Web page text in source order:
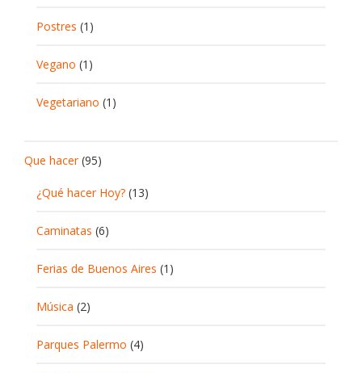
Postres (1)
Vegano (1)
Vegetariano (1)
Que hacer(95)
¿Qué hacer Hoy? (13)
Caminatas (6)
Ferias de Buenos Aires (1)
Música (2)
Parques Palermo (4)